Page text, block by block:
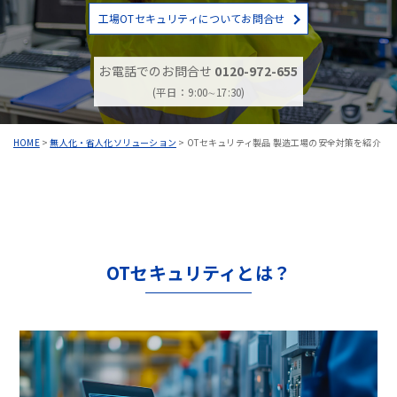
HOME>無人化・省人化ソリューション > OTセキュリティ製品 製造工場の安全対策を紹介
工場OTセキュリティについてお問合せ
お電話でのお問合せ 0120-972-655
(平日：9:00∼17:30)
OTセキュリティとは？